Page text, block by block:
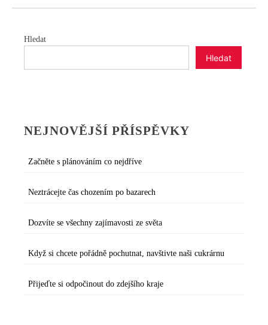
Hledat
Hledat
NEJNOVĚJŠÍ PŘÍSPĚVKY
Začněte s plánováním co nejdříve
Neztrácejte čas chozením po bazarech
Dozvíte se všechny zajímavosti ze světa
Když si chcete pořádně pochutnat, navštivte naši cukrárnu
Přijeďte si odpočinout do zdejšího kraje